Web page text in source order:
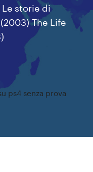
storie di
The Life
ps4 senza prova